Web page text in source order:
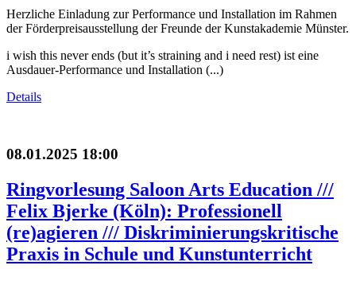
Herzliche Einladung zur Performance und Installation im Rahmen
der Förderpreisausstellung der Freunde der Kunstakademie Münster.
i wish this never ends (but it’s straining and i need rest) ist eine
Ausdauer-Performance und Installation (...)
Details
08.01.2025 18:00
Ringvorlesung Saloon Arts Education ///
Felix Bjerke (Köln): Professionell
(re)agieren /// Diskriminierungskritische
Praxis in Schule und Kunstunterricht